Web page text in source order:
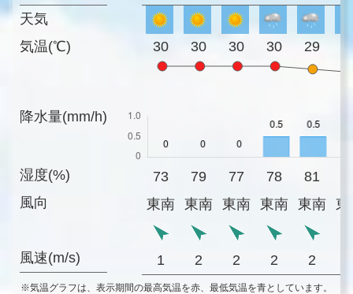
天気
気温(℃)
降水量(mm/h)
湿度(%)
風向
風速(m/s)
30 30 30 30 29
73 79 77 78 81
東南
東南 東南 東南 東南 東
1 2 2 2 2
※気温グラフは、表示期間の最高気温を赤、最低気温を青としています。